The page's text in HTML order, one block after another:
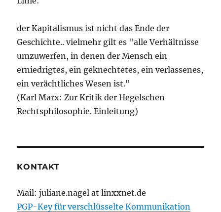
der Kapitalismus ist nicht das Ende der
Geschichte.. vielmehr gilt es "alle Verhältnisse
umzuwerfen, in denen der Mensch ein
erniedrigtes, ein geknechtetes, ein verlassenes,
ein verächtliches Wesen ist."
(Karl Marx: Zur Kritik der Hegelschen
Rechtsphilosophie. Einleitung)
KONTAKT
Mail: juliane.nagel at linxxnet.de
PGP-Key für verschlüsselte Kommunikation